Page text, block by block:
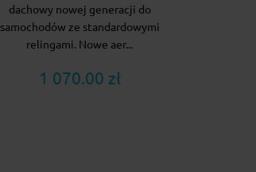
dachowy nowej generacji do
samochodów ze standardowymi
relingami. Nowe aer...
1 070.00 zł